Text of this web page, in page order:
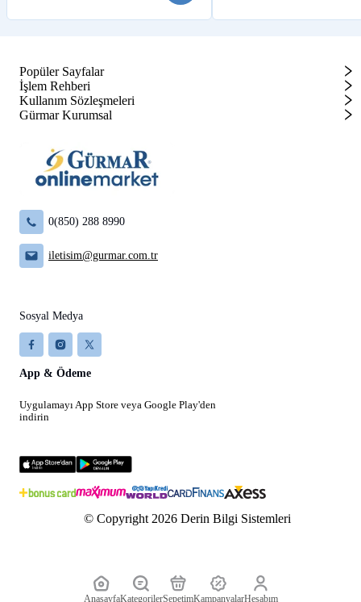
AnasayfaKategorilerSepetimKampanyalarHesabım
Popüler Sayfalar
İşlem Rehberi
Kullanım Sözleşmeleri
Gürmar Kurumsal
0(850) 288 8990
iletisim@gurmar.com.tr
Sosyal Medya
App & Ödeme
Uygulamayı App Store veya Google Play'den
indirin
© Copyright 2026 Derin Bilgi Sistemleri